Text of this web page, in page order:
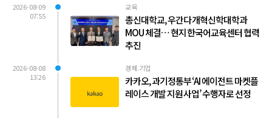
2026-08-09
07:55
교육
총신대학교, 우간다 개혁신학대학과
MOU 체결… 현지 한국어교육센터 협력
추진
2026-08-08
13:26
경제.기업
카카오, 과기정통부 ‘AI 에이전트 마켓플
레이스 개발 지원 사업’ 수행자로 선정